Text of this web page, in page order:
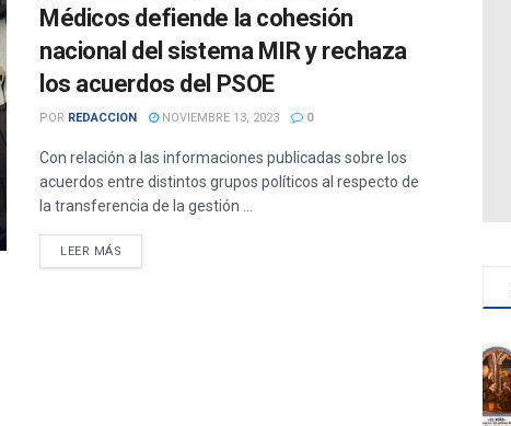
Médicos defiende la cohesión
nacional del sistema MIR y rechaza
los acuerdos del PSOE
POR REDACCION NOVIEMBRE 13, 2023 0
Con relación a las informaciones publicadas sobre los
acuerdos entre distintos grupos políticos al respecto de
la transferencia de la gestión ...
LEER MÁS